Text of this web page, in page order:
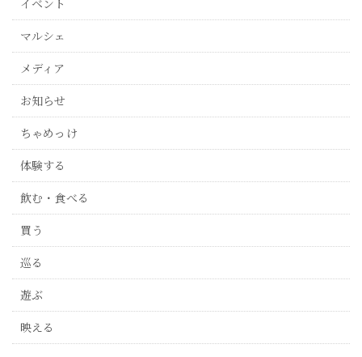
マルシェ
メディア
お知らせ
ちゃめっけ
体験する
飲む・食べる
買う
巡る
遊ぶ
映える